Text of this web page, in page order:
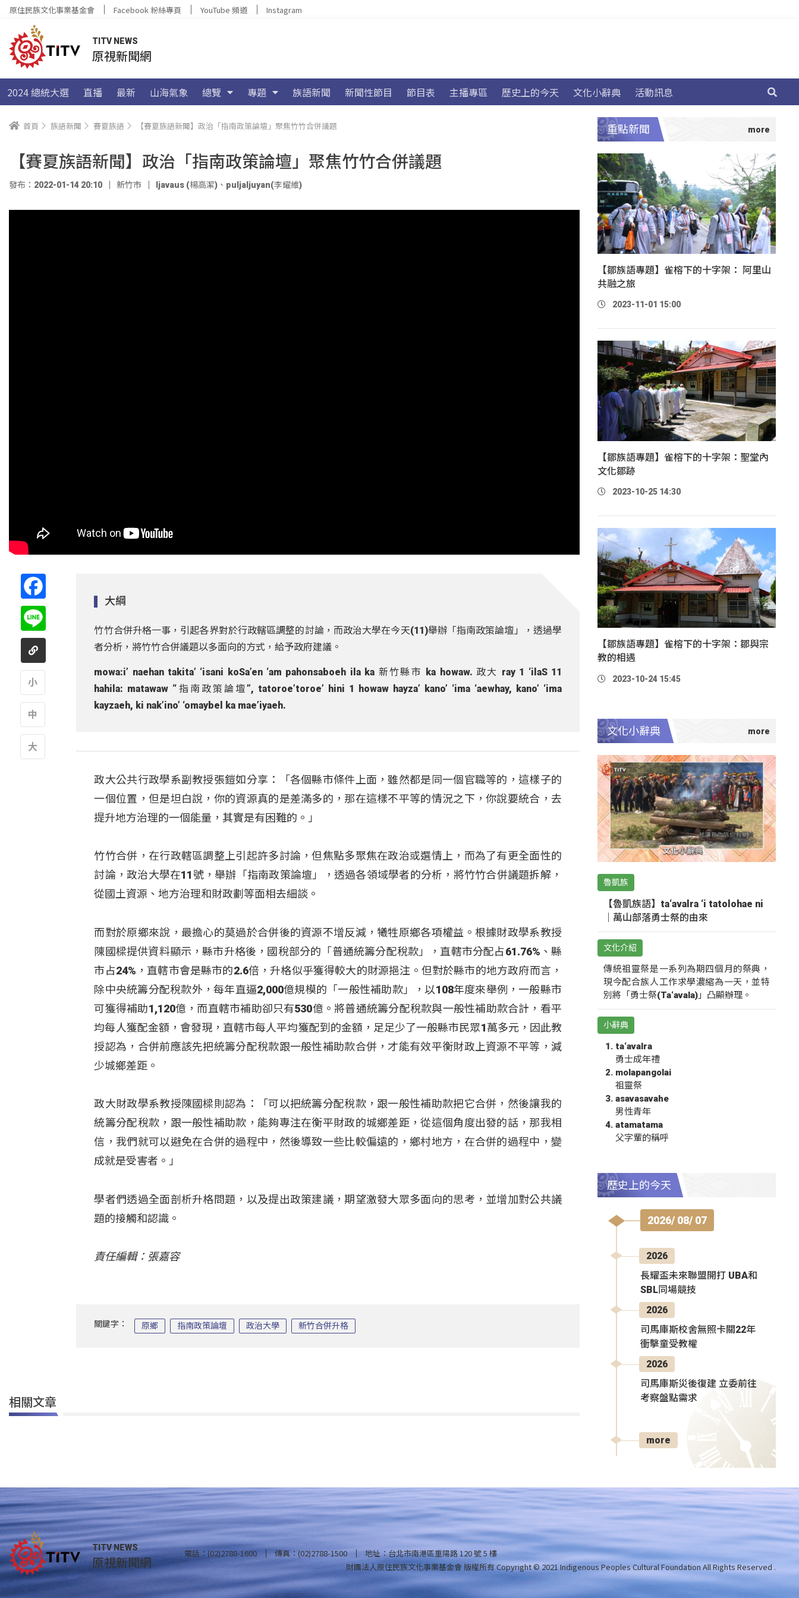
原住民族文化事業基金會 Facebook 粉絲專頁 YouTube 頻道 Instagram
TITV NEWS
原視新聞網
2024 總統大選 直播 最新 山海氣象 總覽 專題 族語新聞 新聞性節目 節目表 主播專區 歷史上的今天 文化小辭典 活動訊息
首頁 族語新聞 賽夏族語 【賽夏族語新聞】政治「指南政策論壇」聚焦竹竹合併議題
【賽夏族語新聞】政治「指南政策論壇」聚焦竹竹合併議題
發布：2022-01-14 20:10 新竹市 ljavaus (楊高潔) 、 puljaljuyan(李耀維)
大綱
竹竹合併升格一事，引起各界對於行政轄區調整的討論，而政治大學在今天(11)舉辦「指南政策論壇」，透過學
者分析，將竹竹合併議題以多面向的方式，給予政府建議。
mowa:i’ naehan takita’ ‘isani koSa’en ‘am pahonsaboeh ila ka 新竹縣市 ka howaw. 政大 ray 1 ‘ilaS 11
hahila: matawaw “指南政策論壇”, tatoroe’toroe’ hini 1 howaw hayza’ kano’ ‘ima ‘aewhay, kano’ ‘ima
kayzaeh, ki nak’ino’ ‘omaybel ka mae’iyaeh.
政大公共行政學系副教授張鎧如分享：「各個縣市條件上面，雖然都是同一個官職等的，這樣子的
一個位置，但是坦白說，你的資源真的是差滿多的，那在這樣不平等的情況之下，你說要統合，去
提升地方治理的一個能量，其實是有困難的。」
竹竹合併，在行政轄區調整上引起許多討論，但焦點多聚焦在政治或選情上，而為了有更全面性的
討論，政治大學在11號，舉辦「指南政策論壇」，透過各領域學者的分析，將竹竹合併議題拆解，
從國土資源、地方治理和財政劃等面相去細談。
而對於原鄉來說，最擔心的莫過於合併後的資源不增反減，犧牲原鄉各項權益。根據財政學系教授
陳國樑提供資料顯示，縣市升格後，國稅部分的「普通統籌分配稅款」，直轄市分配占61.76%、縣
市占24%，直轄市會是縣市的2.6倍，升格似乎獲得較大的財源挹注。但對於縣市的地方政府而言，
除中央統籌分配稅款外，每年直逼2,000億規模的「一般性補助款」，以108年度來舉例，一般縣市
可獲得補助1,120億，而直轄市補助卻只有530億。將普通統籌分配稅款與一般性補助款合計，看平
均每人獲配金額，會發現，直轄市每人平均獲配到的金額，足足少了一般縣市民眾1萬多元，因此教
授認為，合併前應該先把統籌分配稅款跟一般性補助款合併，才能有效平衡財政上資源不平等，減
少城鄉差距。
政大財政學系教授陳國樑則認為：「可以把統籌分配稅款，跟一般性補助款把它合併，然後讓我的
統籌分配稅款，跟一般性補助款，能夠專注在衡平財政的城鄉差距，從這個角度出發的話，那我相
信，我們就可以避免在合併的過程中，然後導致一些比較偏遠的，鄉村地方，在合併的過程中，變
成就是受害者。」
學者們透過全面剖析升格問題，以及提出政策建議，期望激發大眾多面向的思考，並增加對公共議
題的接觸和認識。
責任編輯：張嘉容
關鍵字： 原鄉 指南政策論壇 政治大學 新竹合併升格
相關文章
重點新聞
【鄒族語專題】雀榕下的十字架： 阿里山
共融之旅
2023-11-01 15:00
【鄒族語專題】雀榕下的十字架：聖堂內
文化鄒跡
2023-10-25 14:30
【鄒族語專題】雀榕下的十字架：鄒與宗
教的相遇
2023-10-24 15:45
文化小辭典
魯凱族
【魯凱族語】ta‘avalra ‘i tatolohae ni
｜萬山部落勇士祭的由來
文化介紹
傳統祖靈祭是一系列為期四個月的祭典，
現今配合族人工作求學濃縮為一天，並特
別將「勇士祭(Ta‘avala)」凸顯辦理。
小辭典
ta‘avalra
勇士成年禮
molapangolai
祖靈祭
asavasavahe
男性青年
atamatama
父字輩的稱呼
歷史上的今天
2026/ 08/ 07
2026
長耀盃未來聯盟開打 UBA和
SBL同場競技
2026
司馬庫斯校舍無照卡關22年
衝擊童受教權
2026
司馬庫斯災後復建 立委前往
考察盤點需求
more
TITV NEWS
原視新聞網 電話：(02)2788-1600 傳真：(02)2788-1500
地址：台北市南港區重陽路 120 號 5 樓
財團法人原住民族文化事業基金會 版權所有Copyright © 2021 Indigenous Peoples Cultural Foundation All Rights Reserved .